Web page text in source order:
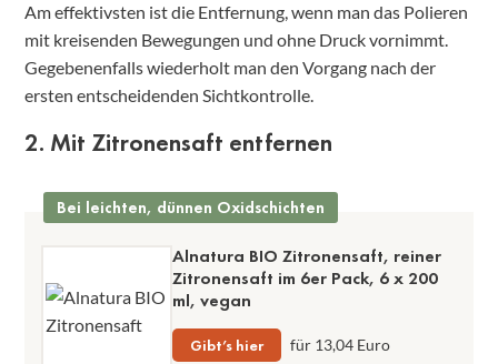
Am effektivsten ist die Entfernung, wenn man das Polieren
mit kreisenden Bewegungen und ohne Druck vornimmt.
Gegebenenfalls wiederholt man den Vorgang nach der
ersten entscheidenden Sichtkontrolle.
2. Mit Zitronensaft entfernen
Bei leichten, dünnen Oxidschichten
Alnatura BIO Zitronensaft, reiner
Zitronensaft im 6er Pack, 6 x 200
ml, vegan
Gibt’s hier
für 13,04 Euro